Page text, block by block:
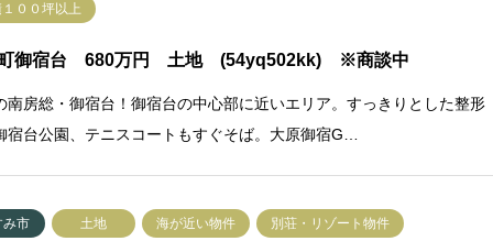
００坪以上
御宿台 680万円 土地 (54yq502kk) ※商談中
南房総・御宿台！御宿台の中心部に近いエリア。すっきりとした整形
宿台公園、テニスコートもすぐそば。大原御宿G…
み市 土地 海が近い物件 別荘・リゾート物件